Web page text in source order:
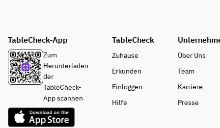
TableCheck-App
Zum
Herunterladen
der
TableCheck-
App scannen
TableCheck
Zuhause
Erkunden
Einloggen
Hilfe
Über Uns
Team
Karriere
Presse